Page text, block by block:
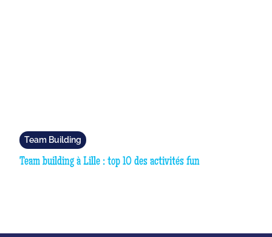
Team Building
Team building à Lille : top 10 des activités fun